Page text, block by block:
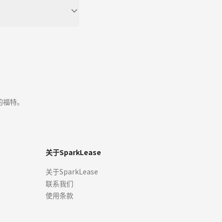
特。
关于SparkLease
关于SparkLease
联系我们
使用条款